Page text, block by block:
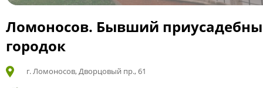
Ломоносов. Бывший
городок
г. Ломоносов, Дворцовый пр., 61